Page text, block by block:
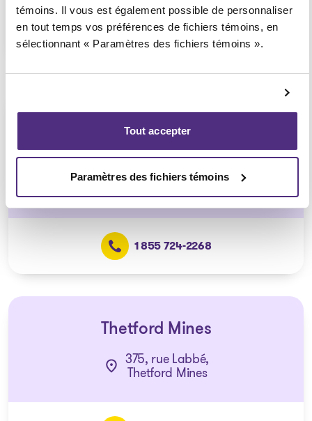
témoins. Il vous est également possible de personnaliser
en tout temps vos préférences de fichiers témoins, en
sélectionnant « Paramètres des fichiers témoins ».
Tout accepter
Paramètres des fichiers témoins
1 855 724-2268
Beauceville
Consultation téléphonique ou
vidéoconférence seulement
(Affilié au bureau de Saint-
1 855 724-2268
Thetford Mines
375, rue Labbé,
Thetford Mines